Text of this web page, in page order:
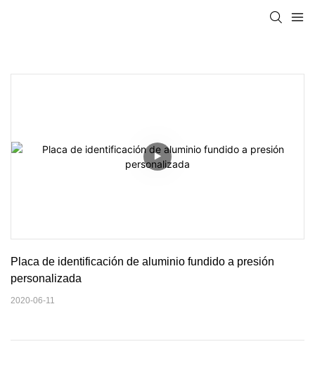
Placa de identificación de aluminio fundido a presión
personalizada
2020-06-11